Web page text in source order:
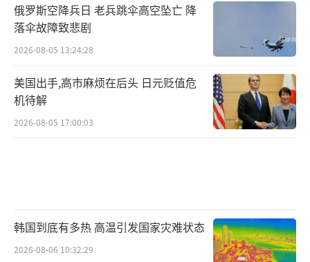
俄罗斯空降兵日 老兵跳伞高空坠亡 降
落伞故障致悲剧
2026-08-05 13:24:28
美国出手,高市麻烦在后头 日元贬值危
机待解
2026-08-05 17:00:03
韩国到底有多热 高温引发国家灾难状态
2026-08-06 10:32:29